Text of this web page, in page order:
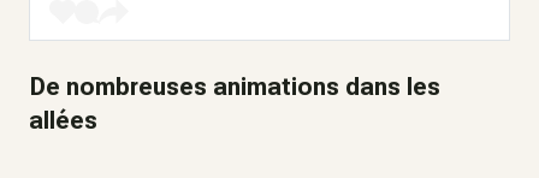
De nombreuses animations dans les
allées